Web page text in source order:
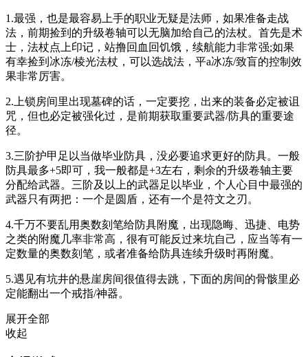
1.最强，也是最容易上手的职业无疑是法师，如果准备走战
法，前期捡到的升级卷轴可以无脑加给自己的法杖。首先是术
士，法杖点上印记，站撸回血回饥饿，续航能力非常强;如果
有幸捡到冰冻/棱光法杖，可以选战法，平a冰冻/致盲的控制效
果非常厉害。
2.上锁房间里出现墓碑的话，一定要挖，出来的装备必定被诅
咒，但也必定被强化过，是前期获取重要武器/防具的重要途
径。
3.三阶护甲足以当做毕业防具，没必要追求更好的防具。一般
防具最多+5即可，我一般都是+3左右，剩余的升级卷轴主要
分配给武器。三阶及以上的武器足以毕业，个人心目中最强的
武器只有两把：一个是圆盾，还有一个是符文之刃。
4.千万不要乱用奥数刻笔给防具附魔，出现隐晦、迅捷、电势
之类的附魔几率非常高，很有可能反过来坑自己，应当等有一
定数量的奥数刻笔，或者准备给防具连续升级时再附魔。
5.遇见有坑井的悬崖房间很值得去跳，下面的房间的骨骸里必
定能翻出一个戒指/神器。
展开全部
收起